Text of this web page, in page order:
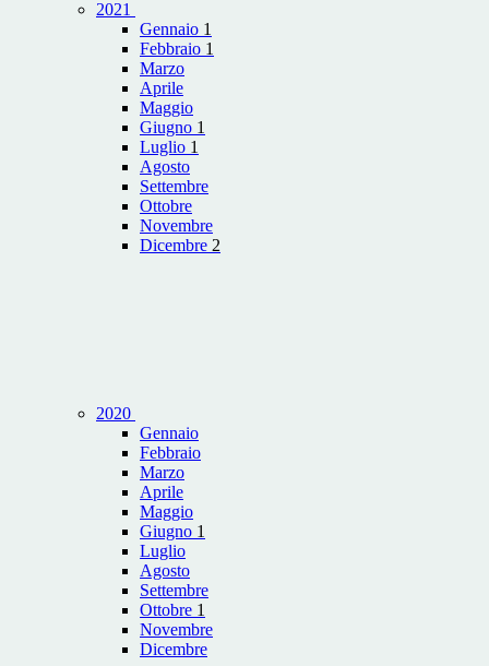
2021
Gennaio 1
Febbraio 1
Marzo
Aprile
Maggio
Giugno 1
Luglio 1
Agosto
Settembre
Ottobre
Novembre
Dicembre 2
2020
Gennaio
Febbraio
Marzo
Aprile
Maggio
Giugno 1
Luglio
Agosto
Settembre
Ottobre 1
Novembre
Dicembre